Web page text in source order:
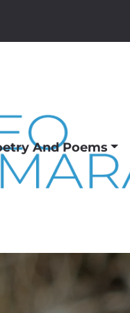
And Poems